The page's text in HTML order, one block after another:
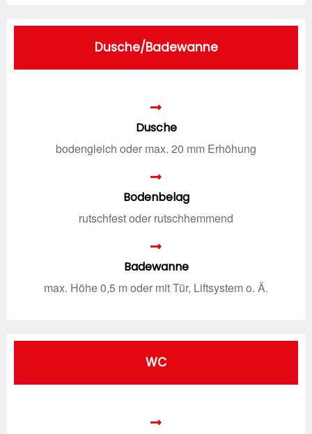
Dusche/Badewanne
Dusche
bodengleich oder max. 20 mm Erhöhung
Bodenbelag
rutschfest oder rutschhemmend
Badewanne
max. Höhe 0,5 m oder mit Tür, Liftsystem o. Ä.
WC